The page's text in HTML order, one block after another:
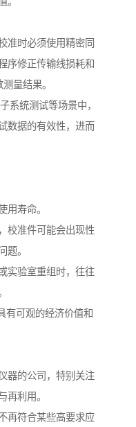
准时必须使用精密同
序修正传输线损耗和
量结果。
系统测试等场景中，
数据的有效性，进而
用寿命。
校准件可能会出现性
题。
实验室重组时，往往
有可观的经济价值和
器的公司，特别关注
再利用。
再符合某些高要求应